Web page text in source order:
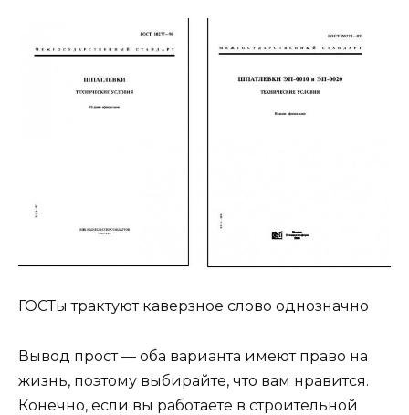
ГОСТы трактуют каверзное слово однозначно
Вывод прост — оба варианта имеют право на
жизнь, поэтому выбирайте, что вам нравится.
Конечно, если вы работаете в строительной